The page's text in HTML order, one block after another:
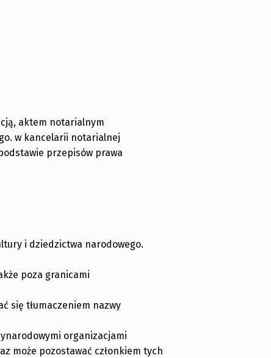
aktem notarialnym
w kancelarii notarialnej
przepisów prawa
i dziedzictwa narodowego.
poza granicami
się tłumaczeniem nazwy
organizacjami
może pozostawać członkiem tych